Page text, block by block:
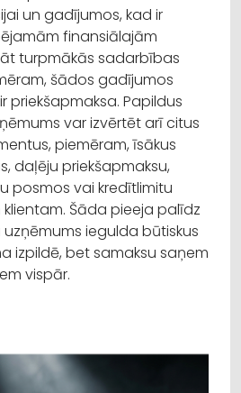
un gadījumos, kad ir
finansiālajām
turpmākās sadarbības
šādos gadījumos
priekšapmaksa. Papildus
var izvērtēt arī citus
piemēram, īsākus
daļēju priekšapmaksu,
posmos vai kredītlimitu
Šāda pieeja palīdz
uzņēmums iegulda būtiskus
izpildē, bet samaksu saņem
vispār.